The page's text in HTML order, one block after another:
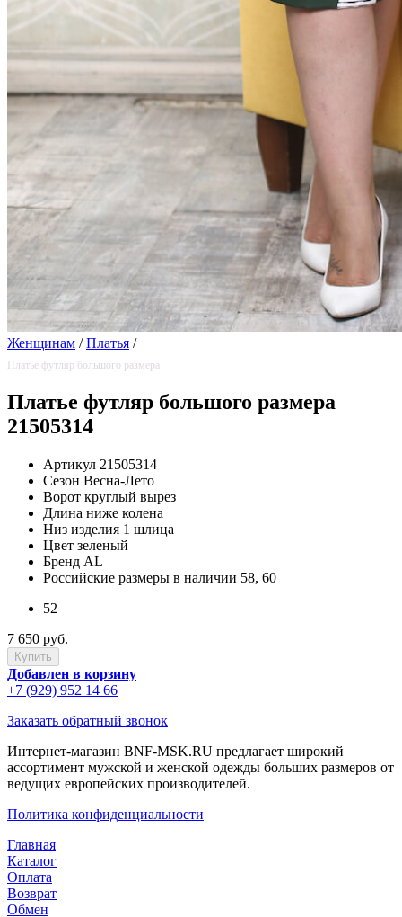
Женщинам / Платья /
Платье футляр большого размера
Платье футляр большого размера
21505314
Артикул 21505314
Сезон Весна-Лето
Ворот круглый вырез
Длина ниже колена
Низ изделия 1 шлица
Цвет зеленый
Бренд AL
Российские размеры в наличии 58, 60
52
7 650 руб.
Добавлен в корзину
+7 (929) 952 14 66
Заказать обратный звонок
Интернет-магазин BNF-MSK.RU предлагает широкий
ассортимент мужской и женской одежды больших размеров от
ведущих европейских производителей.
Политика конфиденциальности
Главная
Каталог
Оплата
Возврат
Обмен